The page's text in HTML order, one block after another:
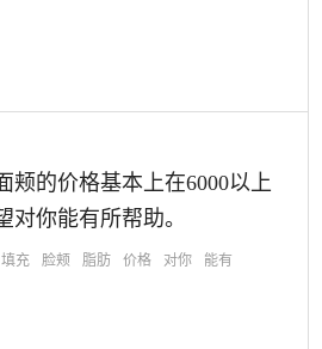
颊的价格基本上在6000以上
你能有所帮助。
填充 脸颊 脂肪 价格 对你 能有